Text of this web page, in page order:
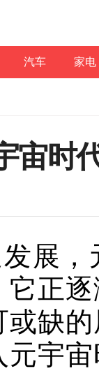
汽车 家电
宙时
展
正
缺
元宇